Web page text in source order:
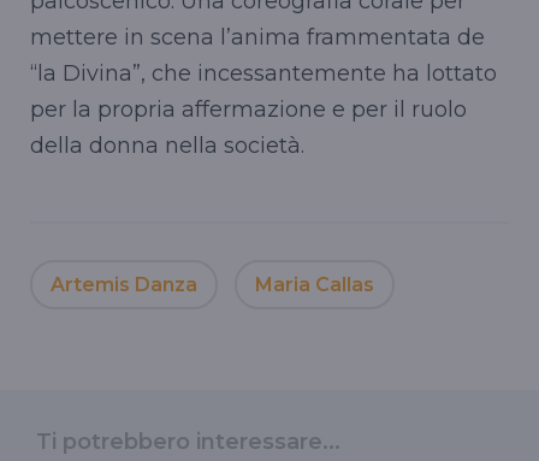
mettere in scena l’anima frammentata de
“la Divina”, che incessantemente ha lottato
per la propria affermazione e per il ruolo
della donna nella società.
Artemis Danza Maria Callas
Ti potrebbero interessare...